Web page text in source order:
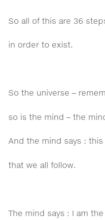
So all of this are 36
in order to exist.
So the universe –
so is the mind – the
And the mind says :
that we all follow.
The mind says : I am